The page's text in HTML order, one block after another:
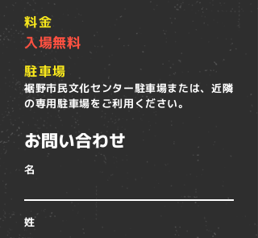
料金
入場無料
駐車場
裾野市民文化センター駐車場または、近隣
の専用駐車場をご利用ください。
お問い合わせ
名
姓